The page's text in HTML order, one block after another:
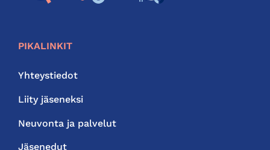
PIKALINKIT
Yhteystiedot
Liity jäseneksi
Neuvonta ja palvelut
Jäsenedut